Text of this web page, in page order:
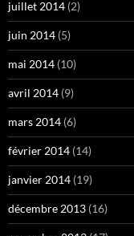
juillet 2014 (2)
juin 2014 (5)
mai 2014 (10)
avril 2014 (9)
mars 2014 (6)
février 2014 (14)
janvier 2014 (19)
décembre 2013 (16)